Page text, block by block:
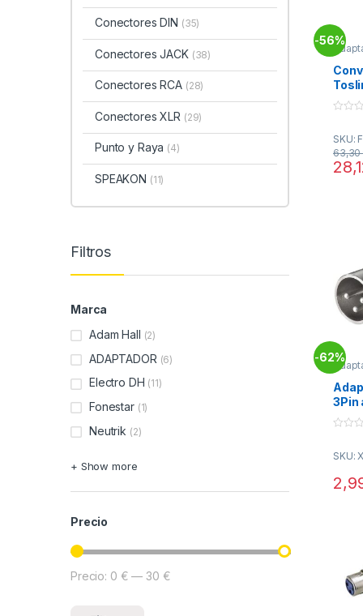
-56%
RCA
37DA
u
t
o
f
SKU:
63,30
-62%
3Pin
u
o
f
SKU:
Conectores DIN (35)
Conectores JACK (38)
Conectores RCA (28)
Conectores XLR (29)
Punto y Raya (4)
SPEAKON (11)
Filtros
Marca
Adam Hall (2)
ADAPTADOR (6)
Electro DH (11)
Fonestar (1)
Neutrik (2)
+ Show more
Precio
Precio mínimo
Precio máximo
Precio: 0 € —30 €